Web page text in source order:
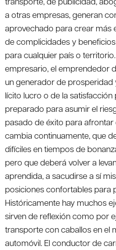
a otras empresas, generan
aprovechado para crear más
de complicidades y
para cualquier país o
empresario, el emprendedor
un generador de prosperidad
lícito lucro o de la
preparado para asumir el
pasado de éxito para
cambia continuamente, que
difíciles en tiempos de
pero que deberá volver a
aprendida, a sacudirse a sí
posiciones confortables para
Históricamente hay muchos
sirven de reflexión como por
transporte con caballos en el
automóvil. El conductor de